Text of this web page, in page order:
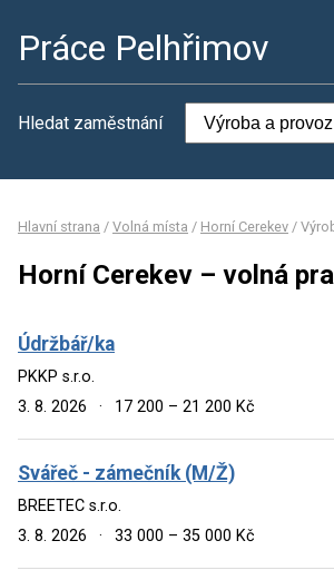
Práce Pelhřimov
Hledat zaměstnání
Hlavní strana / Volná místa / Horní Cerekev /
Horní Cerekev – volná
Údržbář/ka
PKKP s.r.o.
3. 8. 2026
· 17 200 – 21 200 Kč
Svářeč - zámečník (M/Ž)
BREETEC s.r.o.
3. 8. 2026
· 33 000 – 35 000 Kč